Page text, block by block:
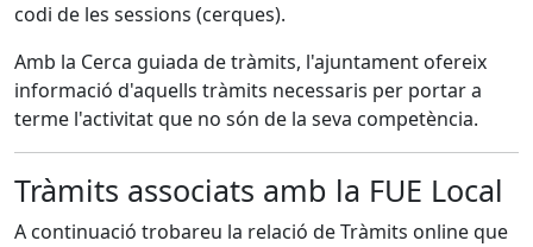
codi de les sessions (cerques).
Amb la Cerca guiada de tràmits, l'ajuntament ofereix
informació d'aquells tràmits necessaris per portar a
terme l'activitat que no són de la seva competència.
Tràmits associats amb la FUE Local
A continuació trobareu la relació de Tràmits online que